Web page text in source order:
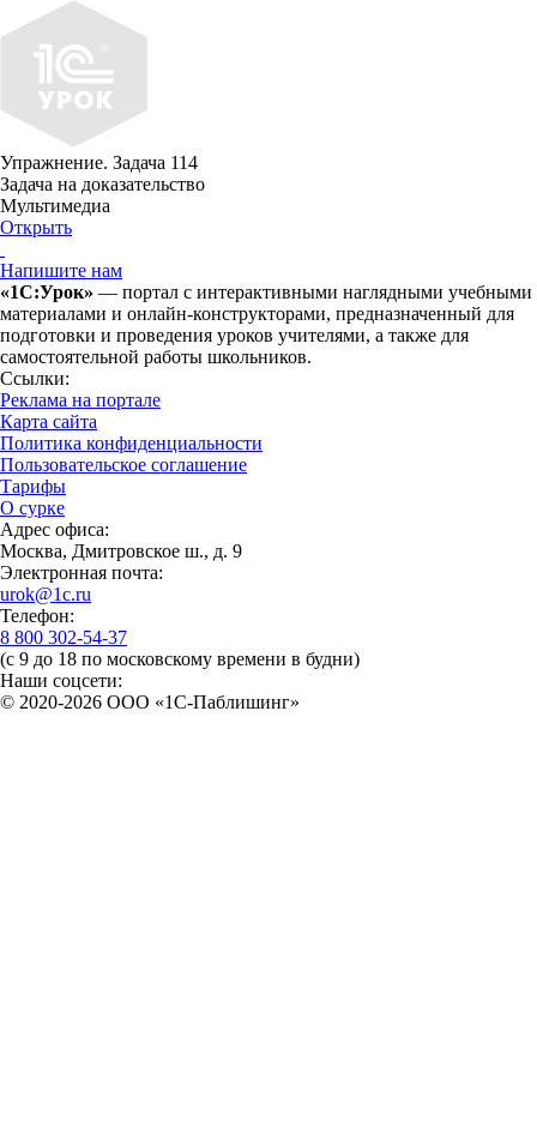
Упражнение. Задача 114
Задача на доказательство
Мультимедиа
Открыть
Напишите нам
«1С:Урок» — портал с интерактивными наглядными учебными
материалами и онлайн-конструкторами, предназначенный для
подготовки и проведения уроков учителями, а также для
самостоятельной работы школьников.
Ссылки:
Реклама на портале
Карта сайта
Политика конфиденциальности
Пользовательское соглашение
Тарифы
О сурке
Адрес офиса:
Москва, Дмитровское ш., д. 9
Электронная почта:
urok@1c.ru
Телефон:
8 800 302-54-37
(с 9 до 18 по московскому времени в будни)
Наши соцсети:
© 2020-2026 OOO «1С-Паблишинг»